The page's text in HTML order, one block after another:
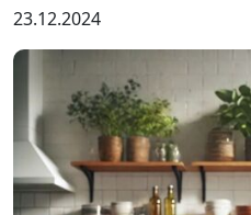
23.12.2024